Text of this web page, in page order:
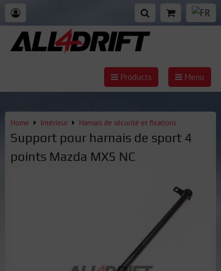
Products Menu
Home Intérieur Harnais de sécurité et fixations
Support pour harnais de sport 4
points Mazda MX5 NC